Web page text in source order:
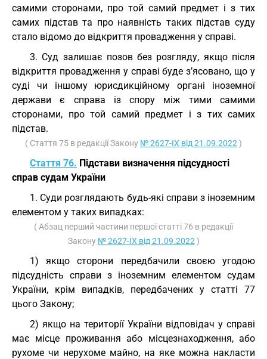
самими сторонами, про той самий предмет і з тих
самих підстав та про наявність таких підстав суду
стало відомо до відкриття провадження у справі.
3. Суд залишає позов без розгляду, якщо після
відкриття провадження у справі буде з’ясовано, що у
суді чи іншому юрисдикційному органі іноземної
держави є справа із спору між тими самими
сторонами, про той самий предмет і з тих самих
підстав.
( Стаття 75 в редакції Закону № 2627-IX від 21.09.2022 )
Стаття 76. Підстави визначення підсудності
справ судам України
1. Суди розглядають будь-які справи з іноземним
елементом у таких випадках:
( Абзац перший частини першої статті 76 в редакції
Закону № 2627-IX від 21.09.2022 )
1) якщо сторони передбачили своєю угодою
підсудність справи з іноземним елементом судам
України, крім випадків, передбачених у статті 77
цього Закону;
2) якщо на території України відповідач у справі
має місце проживання або місцезнаходження, або
рухоме чи нерухоме майно, на яке можна накласти